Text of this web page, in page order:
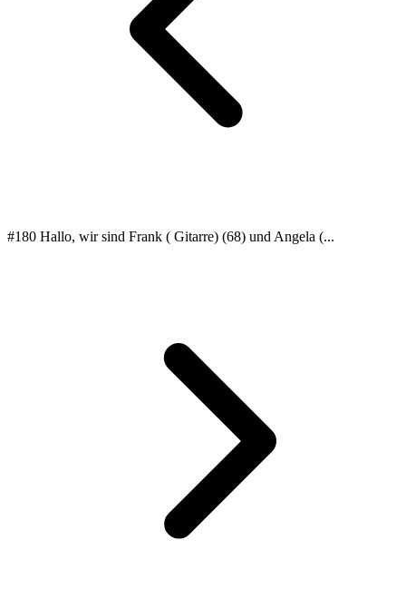
#180 Hallo, wir sind Frank ( Gitarre) (68) und Angela (...